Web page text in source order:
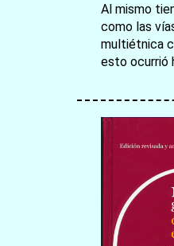
Al mismo
como las
multiétnica
esto ocurrió